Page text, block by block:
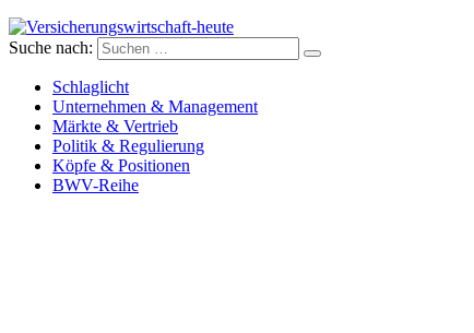
Versicherungswirtschaft-heute
Suche nach:
Schlaglicht
Unternehmen & Management
Märkte & Vertrieb
Politik & Regulierung
Köpfe & Positionen
BWV-Reihe